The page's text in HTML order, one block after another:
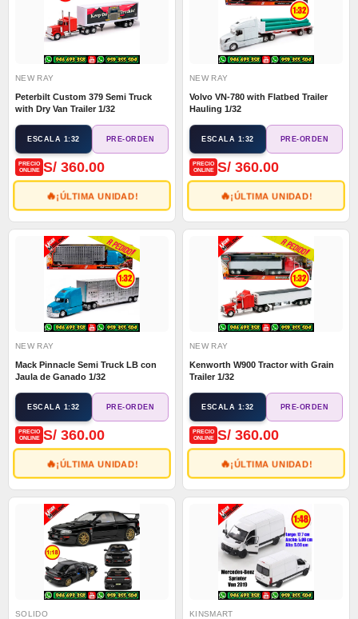
NEW RAY
Peterbilt Custom 379 Semi Truck
with Dry Van Trailer 1/32
ESCALA 1:32 PRE-ORDEN
PRECIO
ONLINE
S/ 360.00
🔥¡ÚLTIMA UNIDAD!
NEW RAY
Volvo VN-780 with Flatbed Trailer
Hauling 1/32
ESCALA 1:32 PRE-ORDEN
PRECIO
ONLINE
S/ 360.00
🔥¡ÚLTIMA UNIDAD!
NEW RAY
Mack Pinnacle Semi Truck LB con
Jaula de Ganado 1/32
ESCALA 1:32 PRE-ORDEN
PRECIO
ONLINE
S/ 360.00
🔥¡ÚLTIMA UNIDAD!
NEW RAY
Kenworth W900 Tractor with Grain
Trailer 1/32
ESCALA 1:32 PRE-ORDEN
PRECIO
ONLINE
S/ 360.00
🔥¡ÚLTIMA UNIDAD!
SOLIDO KINSMART